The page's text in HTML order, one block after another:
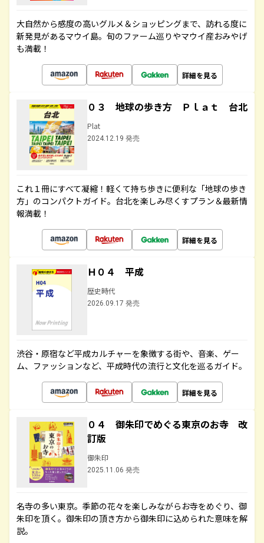
大自然から感度の高いグルメ＆ショッピングまで、訪れる度に
新発見があるマウイ島。旬のファーム巡りやマウイ産おみやげ
も満載！
詳細を見る
０３ 地球の歩き方 Ｐｌａｔ 台北
Plat
2024.12.19 発売
これ１冊にすべて凝縮！軽くて持ち歩きに便利な「地球の歩き
方」のコンパクトガイド。台北を楽しみ尽くすプラン＆最新情
報満載！
詳細を見る
Ｈ０４ 平成
歴史時代
2026.09.17 発売
渋谷・原宿など平成カルチャーを象徴する街や、音楽、ゲー
ム、ファッションなど、平成時代の流行と文化を巡るガイド。
詳細を見る
０４ 御朱印でめぐる東京のお寺 改
訂版
御朱印
2025.11.06 発売
名寺の多い東京。季節の花々を楽しみながらお寺をめぐり、御
朱印を頂く。御朱印の頂き方から御朱印に込められた意味を解
説。